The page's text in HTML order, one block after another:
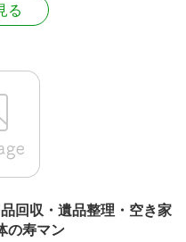
る
収・遺品整理・空き家
の寿マン